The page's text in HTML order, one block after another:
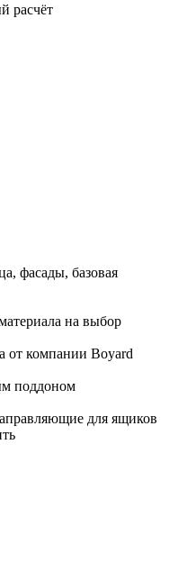
расчёт
фасады, базовая
на выбор
от компании Boyard
поддоном
для ящиков